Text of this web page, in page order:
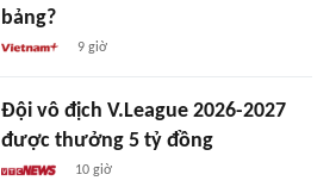
bảng?
9 giờ
Đội vô địch V.League 2026-2027
được thưởng 5 tỷ đồng
10 giờ